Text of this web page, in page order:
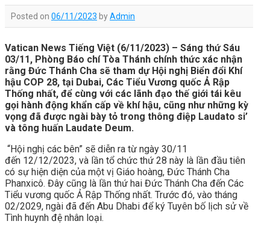
Posted on 06/11/2023 byAdmin
Vatican News Tiếng Việt (6/11/2023) – Sáng thứ Sáu
03/11, Phòng Báo chí Tòa Thánh chính thức xác nhận
rằng Đức Thánh Cha sẽ tham dự Hội nghị Biển đổi Khí
hậu COP 28, tại Dubai, Các Tiểu Vương quốc Ả Rập
Thống nhất, để cùng với các lãnh đạo thế giới tái kêu
gọi hành động khẩn cấp về khí hậu, cũng như những kỳ
vọng đã được ngài bày tỏ trong thông điệp Laudato si’
và tông huấn Laudate Deum.
“Hội nghị các bên” sẽ diễn ra từ ngày 30/11
đến 12/12/2023, và lần tổ chức thứ 28 này là lần đầu tiên
có sự hiện diện của một vị Giáo hoàng, Đức Thánh Cha
Phanxicô. Đây cũng là lần thứ hai Đức Thánh Cha đến Các
Tiểu vương quốc Ả Rập Thống nhất. Trước đó, vào tháng
02/2029, ngài đã đến Abu Dhabi để ký Tuyên bố lịch sử về
Tình huynh đệ nhân loại.